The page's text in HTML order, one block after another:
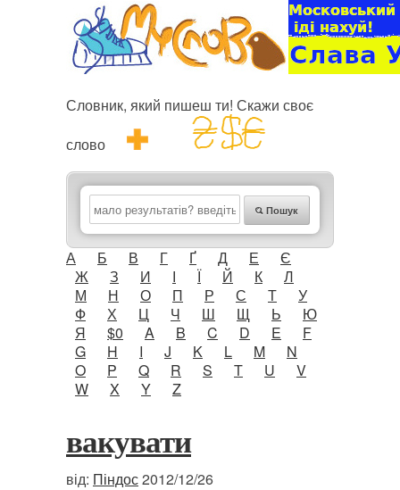
Словник, який пишеш ти! Скажи своє
слово
Пошук
А Б В Г Ґ Д Е
Є
Ж
З И І Ї Й К
Л
М
Н О П Р С Т
У
Ф
Х Ц Ч Ш Щ Ь
Ю
Я
$0 A B C D E
F
G
H I J K L M
N
O
P Q R S T U
V
W
X Y Z
вакувати
від: Піндос2012/12/26